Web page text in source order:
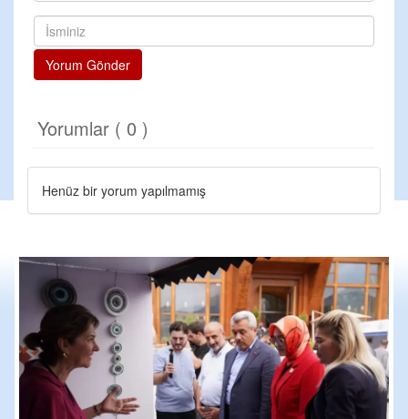
Yorum Gönder
Yorumlar ( 0 )
Henüz bir yorum yapılmamış